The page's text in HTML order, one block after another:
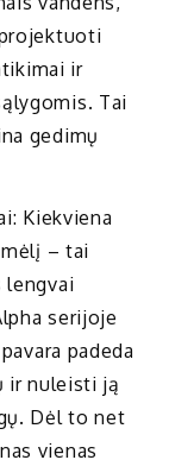
ir
Tai
gedimų
Kiekviena
– tai
lengvai
serijoje
padeda
ir nuleisti ją
Dėl to net
vienas